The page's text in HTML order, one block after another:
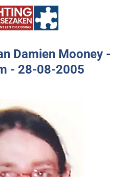
Damien Mooney -
- 28-08-2005